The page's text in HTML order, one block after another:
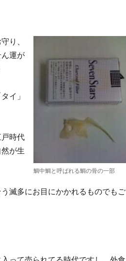
鯛中鯛と呼ばれる鯛の骨の一部
り、
運が
イ」
時代
が生
滅多にお目にかかれるものでもご